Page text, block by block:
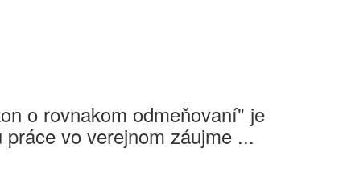
o rovnakom odmeňovaní" je
vo verejnom záujme ...